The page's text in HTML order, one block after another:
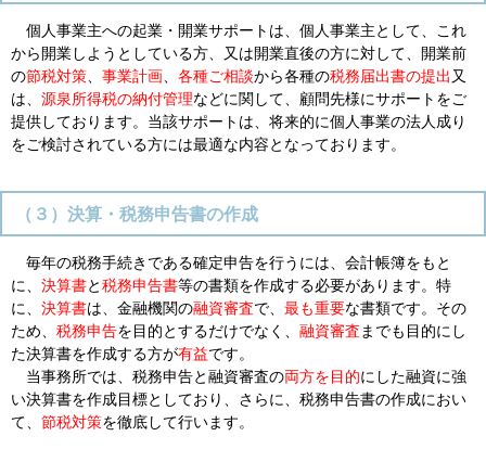
個人事業主への起業・開業サポートは、個人事業主として、これ
から開業しようとしている方、又は開業直後の方に対して、開業前
の節税対策、 事業計画、 各種ご相談から各種の税務届出書の提出 又
は、 源泉所得税の納付管理などに関して、顧問先様にサポートをご
提供しております。当該サポートは、将来的に個人事業の法人成り
をご検討されている方には最適な内容となっております。
（３）決算・税務申告書の作成
毎年の税務手続きである確定申告を行うには、会計帳簿をもと
に、 決算書と税務申告書等の書類を作成する必要があります。特
に、 決算書は、金融機関の融資審査で、 最も重要な書類です。その
ため、 税務申告を目的とするだけでなく、 融資審査までも目的にし
た決算書を作成する方が有益です。
当事務所では、税務申告と融資審査の両方を目的にした融資に強
い決算書を作成目標としており、さらに、税務申告書の作成におい
て、 節税対策を徹底して行います。